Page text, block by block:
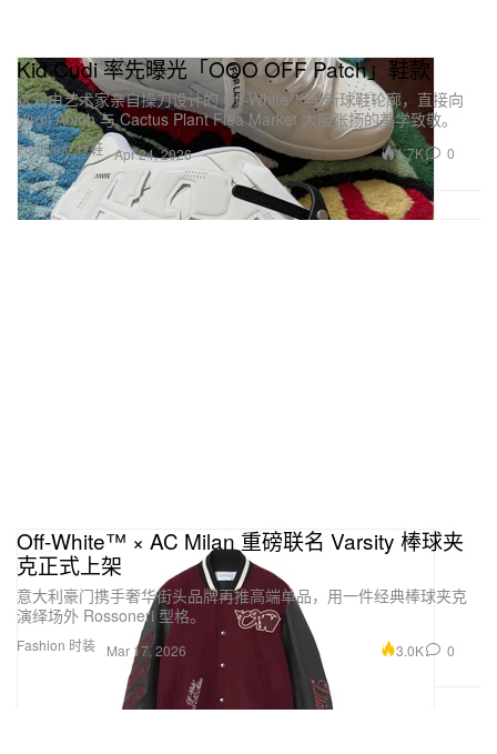
Footwear 球鞋
Kid Cudi 率先曝光「OOO OFF Patch」鞋款
这双由艺术家亲自操刀设计的 Off-White™ 全新球鞋轮廓，直接向
Virgil Abloh 与 Cactus Plant Flea Market 大胆张扬的美学致敬。
Apr 24, 2026 1.7K 0
Fashion 时装
Off-White™ × AC Milan 重磅联名 Varsity 棒球夹
克正式上架
意大利豪门携手奢华街头品牌再推高端单品，用一件经典棒球夹克
演绎场外 Rossoneri 型格。
Mar 17, 2026 3.0K 0